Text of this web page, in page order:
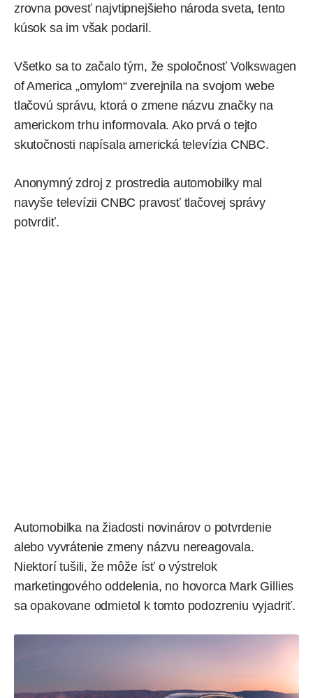
zrovna povesť najvtipnejšieho národa sveta, tento
kúsok sa im však podaril.
Všetko sa to začalo tým, že spoločnosť Volkswagen
of America „omylom“ zverejnila na svojom webe
tlačovú správu, ktorá o zmene názvu značky na
americkom trhu informovala. Ako prvá o tejto
skutočnosti napísalaamerická televízia CNBC.
Anonymný zdroj z prostredia automobilky mal
navyše televízii CNBC pravosť tlačovej správy
potvrdiť.
Automobilka na žiadosti novinárov o potvrdenie
alebo vyvrátenie zmeny názvu nereagovala.
Niektorí tušili, že môže ísť o výstrelok
marketingového oddelenia, no hovorca Mark Gillies
sa opakovane odmietol k tomto podozreniu vyjadriť.